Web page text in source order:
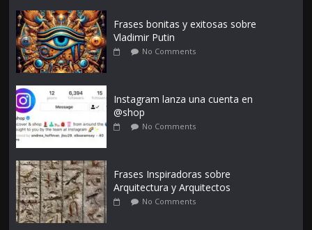
Frases bonitas y exitosas sobre
Vladimir Putin
No Comments
Instagram lanza una cuenta en
@shop
No Comments
Frases Inspiradoras sobre
Arquitectura y Arquitectos
No Comments